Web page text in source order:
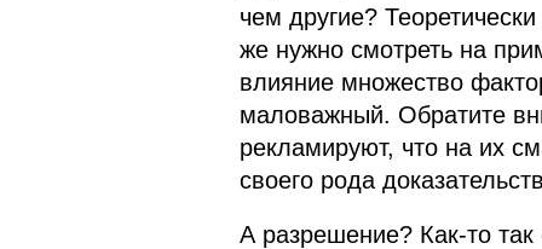
чем другие?
же нужно смотреть на
влияние множество
маловажный. Обратите
рекламируют, что на их
своего рода
А разрешение? Как-то